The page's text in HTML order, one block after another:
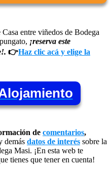
entre viñedos de Bodega
¡reserva este
👉Haz clic acá y elige la
de comentarios,
demás datos de interés sobre la
Masi. ¡En esta web te
tienes que tener en cuenta!